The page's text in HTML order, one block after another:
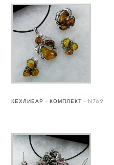
КЕХЛИБАР – КОМПЛЕКТ – N769